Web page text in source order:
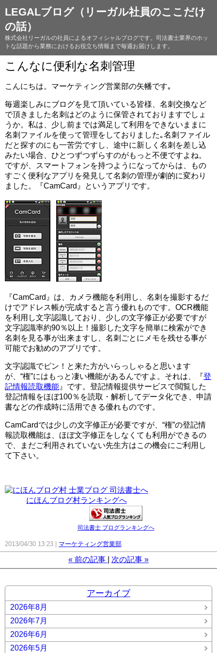
LEGALブログ（リーガル社員のここだけ
の話）
株式会社リーガルの社員によるオフィシャルブログです。司法書士業界のホッ
トな話題から業務におけるお役立ち情報まで毎週お届けします。
こんなに便利な名刺管理
こんにちは。マーケティング営業部の矢幡です｡
毎週楽しみにブログを見て頂いている皆様、名刺交換など
で頂きました名刺はどのように保管されておりますでしょ
うか。私は、少し前までは満足して利用をできないままに
名刺ファイルを使って管理をしておりました｡名刺ファイル
だと探すのにも一苦労ですし、途中に新しく名刺を差し込
みたい場合、ひとつずつずらすのがもっと不便ですよね。
ですが、スマートフォンを持つようになってからは、もの
すごく便利なアプリを発見して名刺の管理が劇的に変わり
ました。『CamCard』というアプリです。
『CamCard』は、カメラ機能を利用し、名刺を撮影するだ
けでアドレス帳が完成すると言う優れものです。OCR機能
を利用し文字認識しており、少しの文字修正が必要ですが
文字認識率約90％以上！撮影した文字を簡単に検索ができ
名刺を見る事が出来ますし、名刺ごとにメモを残せる事が
可能でお勧めのアプリです。
文字認識でピン！と来た方がいらっしゃると思います
が、“権”にはもっと凄い機能があるんですよ。それは、『登
記情報読取機能 』です。登記情報提供サービスで閲覧した
登記情報をほぼ100％を読取・解析してデータ化でき、申請
書などの作成時に活用できる優れものです。
CamCardでは少しの文字修正が必要ですが、“権”の登記情
報読取機能は、ほぼ文字修正をしなくても利用ができるの
で、まだご利用されていない先生方はこの機会にご利用し
て下さい。
にほんブログ村ランキングへ
司法書士 ブログランキングへ
2013/04/30 13:23 マーケティング営業部
« 前の記事 次の記事 »
アーカイブ
2026年8月
2026年7月
2026年6月
2026年5月